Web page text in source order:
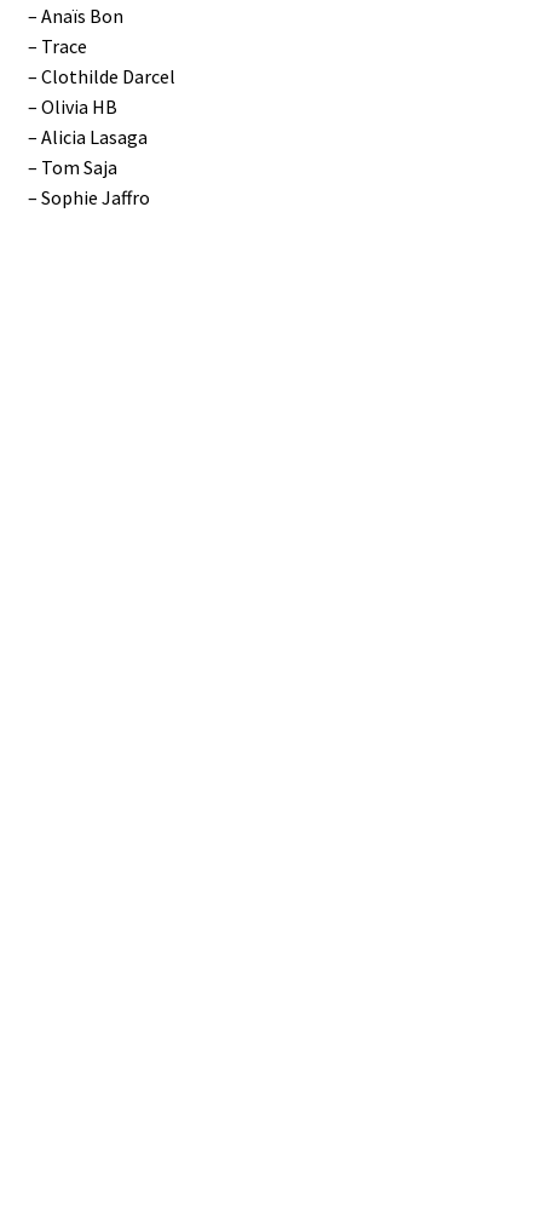
– Anaïs Bon
– Trace
– Clothilde Darcel
– Olivia HB
– Alicia Lasaga
– Tom Saja
– Sophie Jaffro